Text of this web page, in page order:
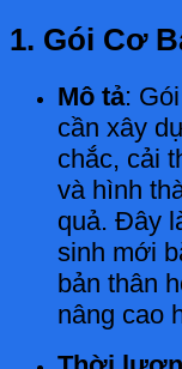
1. Gói Cơ
Mô tả:
cần xây
chắc, cải
và hình
quả. Đây
sinh mới
bản thân
nâng cao